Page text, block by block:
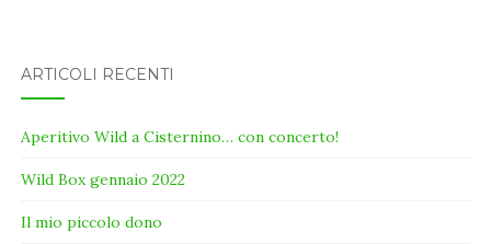
ARTICOLI RECENTI
Aperitivo Wild a Cisternino… con concerto!
Wild Box gennaio 2022
Il mio piccolo dono